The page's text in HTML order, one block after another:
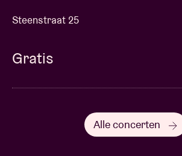
Steenstraat 25
Gratis
Alle concerten